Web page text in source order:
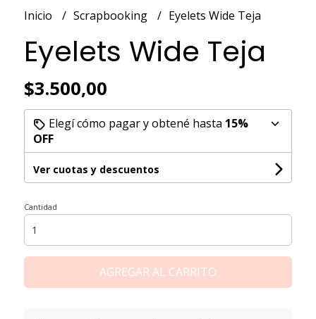
Inicio Scrapbooking Eyelets Wide Teja
Eyelets Wide Teja
$3.500,00
Elegí cómo pagar y obtené hasta 15%
OFF
Ver cuotas y descuentos
Cantidad
AGREGAR AL CARRITO